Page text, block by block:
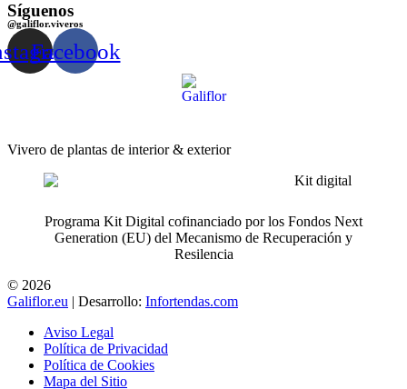
Síguenos
@galiflor.viveros
Facebook
Vivero de plantas de interior & exterior
Programa Kit Digital cofinanciado por los Fondos Next
Generation (EU) del Mecanismo de Recuperación y
Resilencia
© 2026
Galiflor.eu | Desarrollo: Infortendas.com
Aviso Legal
Política de Privacidad
Política de Cookies
Mapa del Sitio